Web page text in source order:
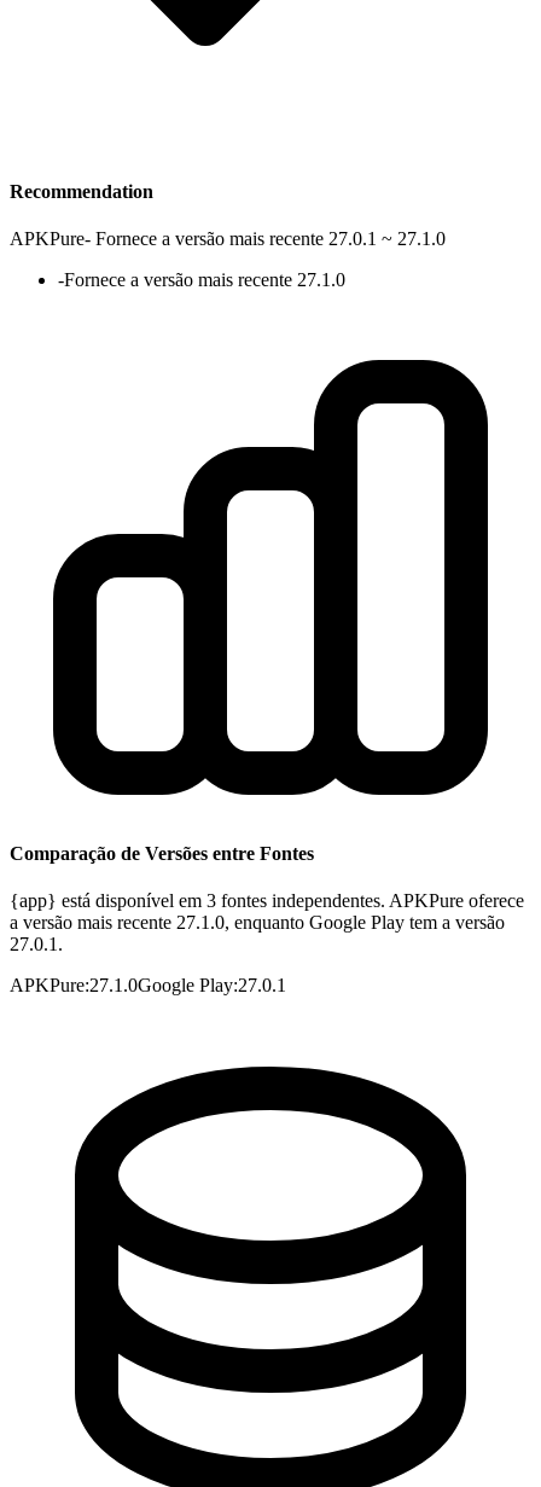
Recommendation
APKPure- Fornece a versão mais recente 27.0.1 ~ 27.1.0
-Fornece a versão mais recente 27.1.0
Comparação de Versões entre Fontes
{app} está disponível em 3 fontes independentes. APKPure oferece
a versão mais recente 27.1.0, enquanto Google Play tem a versão
27.0.1.
APKPure:27.1.0Google Play:27.0.1